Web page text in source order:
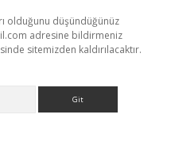
olduğunu düşündüğünüz
adresine bildirmeniz
sitemizden kaldırılacaktır.